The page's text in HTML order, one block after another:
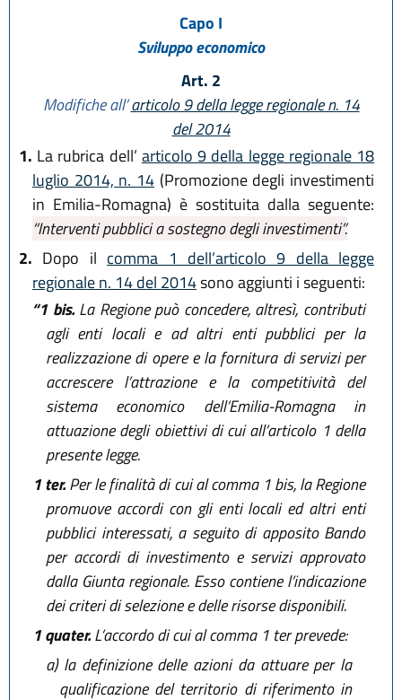
Capo I
Sviluppo economico
Art. 2
Modifiche all’articolo 9 della legge regionale n. 14
del 2014
1. La rubrica dell’ articolo 9 della legge regionale 18
luglio 2014, n. 14 (Promozione degli investimenti
in Emilia-Romagna) è sostituita dalla seguente:
“Interventi pubblici a sostegno degli investimenti”.
2. Dopo il comma 1 dell’articolo 9 della legge
regionale n. 14 del 2014sono aggiunti i seguenti:
“1 bis.La Regione può concedere, altresì, contributi
agli enti locali e ad altri enti pubblici per la
realizzazione di opere e la fornitura di servizi per
accrescere l’attrazione e la competitività del
sistema economico dell’Emilia-Romagna in
attuazione degli obiettivi di cui all’articolo 1 della
presente legge.
1 ter.Per le finalità di cui al comma 1 bis, la Regione
promuove accordi con gli enti locali ed altri enti
pubblici interessati, a seguito di apposito Bando
per accordi di investimento e servizi approvato
dalla Giunta regionale. Esso contiene l’indicazione
dei criteri di selezione e delle risorse disponibili.
1 quater.L’accordo di cui al comma 1 ter prevede:
a)la definizione delle azioni da attuare per la
qualificazione del territorio di riferimento in